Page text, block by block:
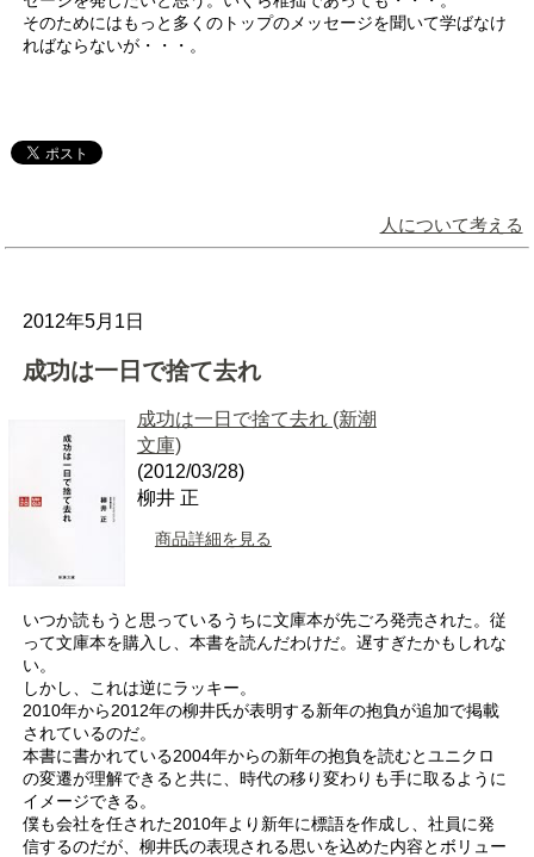
そのためにはもっと多くのトップのメッセージを聞いて学ばなけ
ればならないが・・・。
人について考える
2012年5月1日
成功は一日で捨て去れ
成功は一日で捨て去れ (新潮
文庫)
(2012/03/28)
柳井 正
商品詳細を見る
いつか読もうと思っているうちに文庫本が先ごろ発売された。従
って文庫本を購入し、本書を読んだわけだ。遅すぎたかもしれな
い。
しかし、これは逆にラッキー。
2010年から2012年の柳井氏が表明する新年の抱負が追加で掲載
されているのだ。
本書に書かれている2004年からの新年の抱負を読むとユニクロ
の変遷が理解できると共に、時代の移り変わりも手に取るように
イメージできる。
僕も会社を任された2010年より新年に標語を作成し、社員に発
信するのだが、柳井氏の表現される思いを込めた内容とボリュー